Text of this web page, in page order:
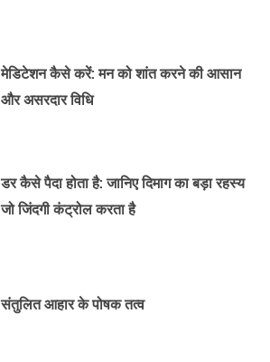
मेडिटेशन कैसे करें: मन को शांत करने की आसान
और असरदार विधि
डर कैसे पैदा होता है: जानिए दिमाग का बड़ा रहस्य
जो जिंदगी कंट्रोल करता है
संतुलित आहार के पोषक तत्व